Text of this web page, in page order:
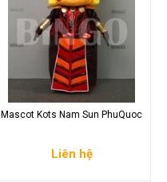
Mascot Kots Nam Sun PhuQuoc
Liên hệ